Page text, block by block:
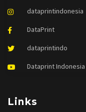
Links
dataprintindonesia
DataPrint
dataprintindo
Dataprint Indonesia